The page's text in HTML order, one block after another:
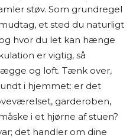
støv. Som grundregel
et sted du naturligt
hvor du let kan hænge
er vigtig, så
og loft. Tænk over,
i hjemmet: er det
garderoben,
i et hjørne af stuen?
det handler om dine